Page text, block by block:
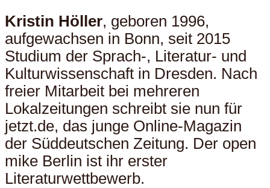
Kristin Höller, geboren 1996,
aufgewachsen in Bonn, seit 2015
Studium der Sprach-, Literatur- und
Kulturwissenschaft in Dresden. Nach
freier Mitarbeit bei mehreren
Lokalzeitungen schreibt sie nun für
jetzt.de, das junge Online-Magazin
der Süddeutschen Zeitung. Der open
mike Berlin ist ihr erster
Literaturwettbewerb.